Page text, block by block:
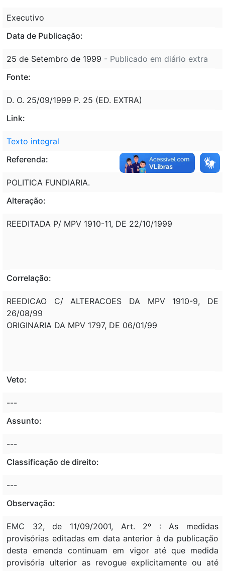
Executivo
Data de Publicação:
25 de Setembro de 1999 - Publicado em diário extra
Fonte:
D. O. 25/09/1999 P. 25 (ED. EXTRA)
Link:
Texto integral
Referenda:
POLITICA FUNDIARIA.
Alteração:
REEDITADA P/ MPV 1910-11, DE 22/10/1999
Correlação:
REEDICAO C/ ALTERACOES DA MPV 1910-9, DE
26/08/99
ORIGINARIA DA MPV 1797, DE 06/01/99
Veto:
---
Assunto:
---
Classificação de direito:
---
Observação:
EMC 32, de 11/09/2001, Art. 2º : As medidas
provisórias editadas em data anterior à da publicação
desta emenda continuam em vigor até que medida
provisória ulterior as revogue explicitamente ou até